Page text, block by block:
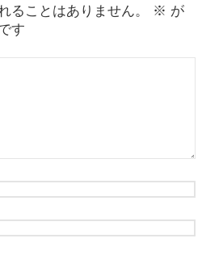
ることはありません。 ※ が
す